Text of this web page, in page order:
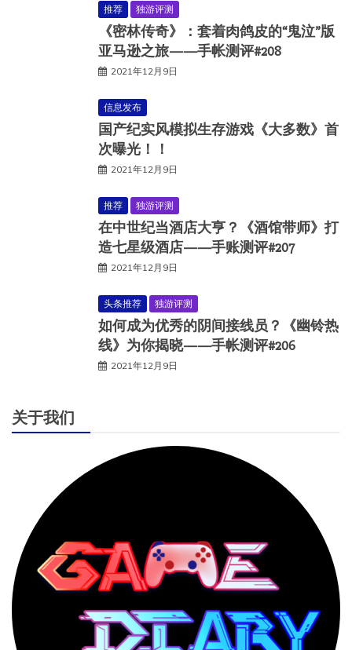
推荐 独游评测
《密林传奇》：套着肉鸽皮的“鬼泣”版
亚马逊之旅——手帐测评#208
2021年12月9日
信息发布
国产纪实风模拟生存游戏《大多数》首
次曝光！！
2021年12月9日
推荐 独游评测
在中世纪当酒店大亨？《酒馆带师》打
造七星级酒店——手账测评#207
2021年12月9日
头条推荐 独游评测
如何成为优秀的阴间接线员？《幽铃热
线》为你揭晓——手帐测评#206
2021年12月9日
关于我们